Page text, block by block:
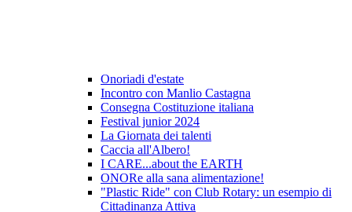
Onoriadi d'estate
Incontro con Manlio Castagna
Consegna Costituzione italiana
Festival junior 2024
La Giornata dei talenti
Caccia all'Albero!
I CARE...about the EARTH
ONORe alla sana alimentazione!
"Plastic Ride" con Club Rotary: un esempio di
Cittadinanza Attiva